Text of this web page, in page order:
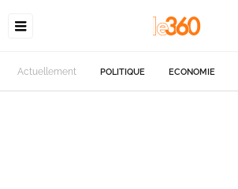
Actuellement POLITIQUE ECONOMIE